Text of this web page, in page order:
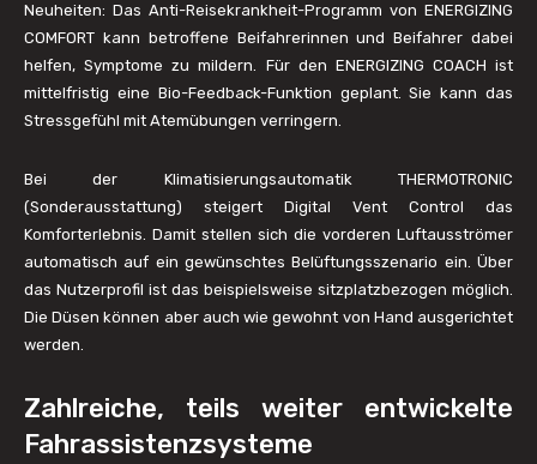
Neuheiten: Das Anti-Reisekrankheit-Programm von ENERGIZING
COMFORT kann betroffene Beifahrerinnen und Beifahrer dabei
helfen, Symptome zu mildern. Für den ENERGIZING COACH ist
mittelfristig eine Bio-Feedback-Funktion geplant. Sie kann das
Stressgefühl mit Atemübungen verringern.
Bei der Klimatisierungsautomatik THERMOTRONIC
(Sonderausstattung) steigert Digital Vent Control das
Komforterlebnis. Damit stellen sich die vorderen Luftausströmer
automatisch auf ein gewünschtes Belüftungsszenario ein. Über
das Nutzerprofil ist das beispielsweise sitzplatzbezogen möglich.
Die Düsen können aber auch wie gewohnt von Hand ausgerichtet
werden.
Zahlreiche, teils weiter entwickelte
Fahrassistenzsysteme